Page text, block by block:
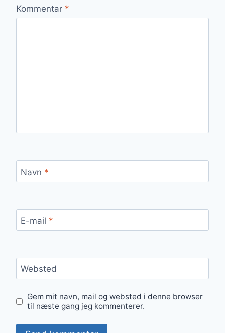
Kommentar *
Navn *
E-mail *
Websted
Gem mit navn, mail og websted i denne browser
til næste gang jeg kommenterer.